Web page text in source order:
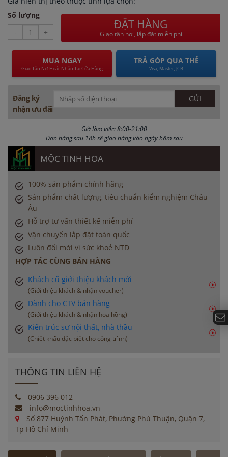
Số lượng
-
+
ĐẶT HÀNG
Giao tận nơi, lắp đặt miễn phí
MUA NGAY
Giao Tận Nơi Hoặc Nhận Tại Cửa Hàng
TRẢ GÓP QUA THẺ
Visa, Master, JCB
Đăng ký
nhận ưu đãi
Giờ làm việc: 8:00-21:00
Đơn hàng sau 18h sẽ giao hàng vào ngày hôm sau
MỘC TINH HOA
100% sản phẩm chính hãng
Sản phẩm chất lượng, tiêu chuẩn kiểm nghiệm Châu
Âu
Hỗ trợ tư vấn thiết kế miễn phí
Vận chuyển lắp đặt toàn quốc
Luôn đổi mới vì sức khoẻ NTD
HỢP TÁC CÙNG BÁN HÀNG
Khách cũ giới thiệu khách mới
(Giới thiệu khách & nhận voucher)
Dành cho CTV bán hàng
(Giới thiệu khách & nhận hoa hồng)
Kiến trúc sư nội thất, nhà thầu
(Chiết khấu đặc biệt cho công trình)
THÔNG TIN LIÊN HỆ
0906 396 012
info@moctinhhoa.vn
Số 877 Huỳnh Tấn Phát, Phường Phú Thuận, Quận 7,
Tp Hồ Chí Minh